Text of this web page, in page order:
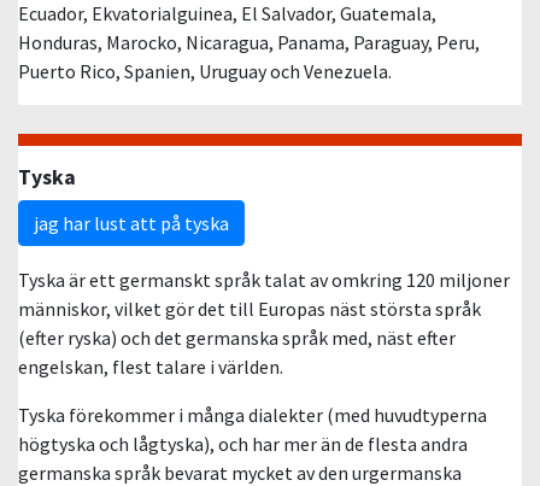
Ecuador, Ekvatorialguinea, El Salvador, Guatemala,
Honduras, Marocko, Nicaragua, Panama, Paraguay, Peru,
Puerto Rico, Spanien, Uruguay och Venezuela.
Tyska
jag har lust att på tyska
Tyska är ett germanskt språk talat av omkring 120 miljoner
människor, vilket gör det till Europas näst största språk
(efter ryska) och det germanska språk med, näst efter
engelskan, flest talare i världen.
Tyska förekommer i många dialekter (med huvudtyperna
högtyska och lågtyska), och har mer än de flesta andra
germanska språk bevarat mycket av den urgermanska